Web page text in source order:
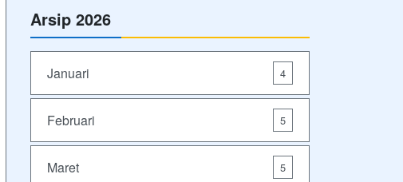
Arsip 2026
Januari 4
Februari 5
Maret 5